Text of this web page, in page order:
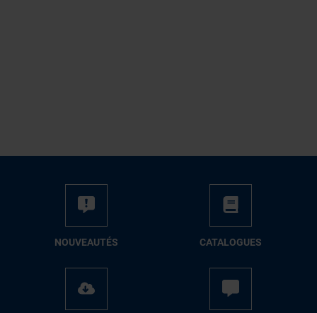
NOUVEAUTÉS CATALOGUES